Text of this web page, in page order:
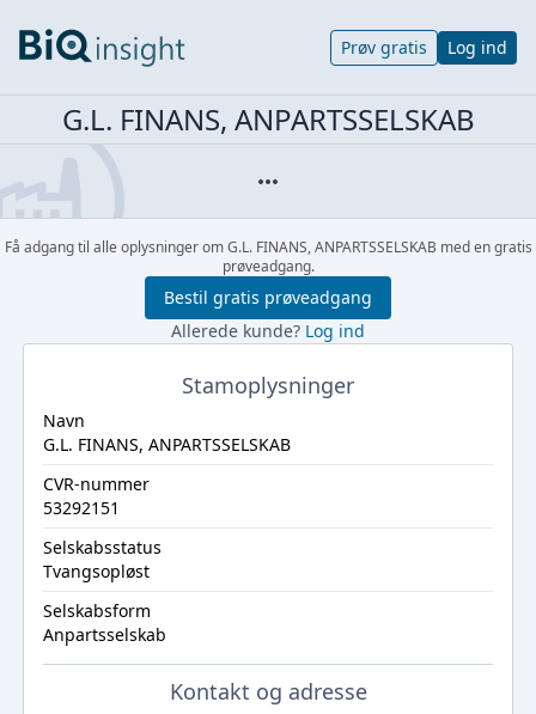
Prøv gratis Log ind
G.L. FINANS, ANPARTSSELSKAB
Få adgang til alle oplysninger om G.L. FINANS, ANPARTSSELSKAB med en gratis
prøveadgang.
Bestil gratis prøveadgang
Allerede kunde? Log ind
Stamoplysninger
Navn
G.L. FINANS, ANPARTSSELSKAB
CVR-nummer
53292151
Selskabsstatus
Tvangsopløst
Selskabsform
Anpartsselskab
Kontakt og adresse